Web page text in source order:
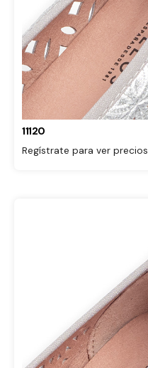
11120
Regístrate para ver precios